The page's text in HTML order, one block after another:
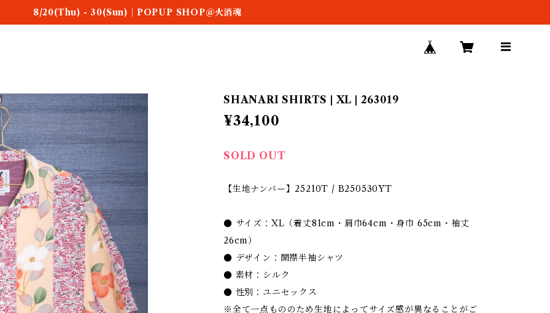
8/20(Thu) - 30(Sun)｜POPUP SHOP＠火消魂
SHANARI SHIRTS | XL | 263019
¥34,100
SOLD OUT
【生地ナンバー】25210T / B250530YT
● サイズ：XL（着丈81cm・肩巾64cm・身巾 65cm・袖丈
26cm）
● デザイン：開襟半袖シャツ
● 素材：シルク
● 性別：ユニセックス
※全て一点もののため生地によってサイズ感が異なることがご